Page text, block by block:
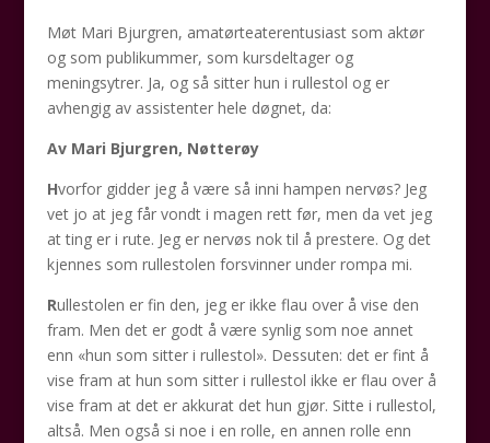
Møt Mari Bjurgren, amatørteaterentusiast som aktør
og som publikummer, som kursdeltager og
meningsytrer. Ja, og så sitter hun i rullestol og er
avhengig av assistenter hele døgnet, da:
Av Mari Bjurgren, Nøtterøy
Hvorfor gidder jeg å være så inni hampen nervøs? Jeg
vet jo at jeg får vondt i magen rett før, men da vet jeg
at ting er i rute. Jeg er nervøs nok til å prestere. Og det
kjennes som rullestolen forsvinner under rompa mi.
Rullestolen er fin den, jeg er ikke flau over å vise den
fram. Men det er godt å være synlig som noe annet
enn «hun som sitter i rullestol». Dessuten: det er fint å
vise fram at hun som sitter i rullestol ikke er flau over å
vise fram at det er akkurat det hun gjør. Sitte i rullestol,
altså. Men også si noe i en rolle, en annen rolle enn